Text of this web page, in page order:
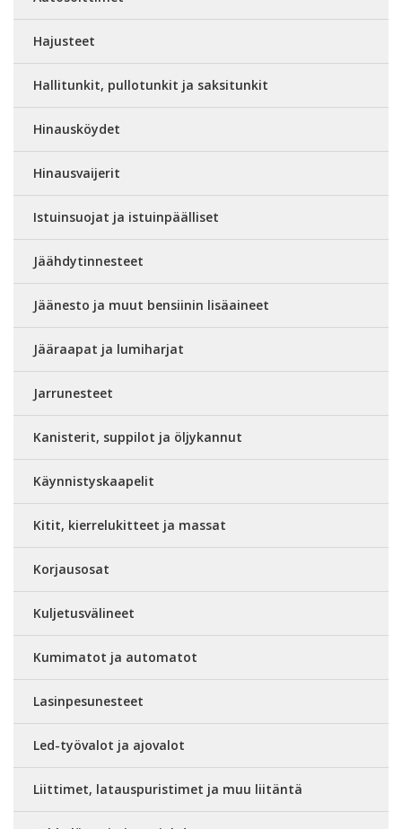
Hajusteet
Hallitunkit, pullotunkit ja saksitunkit
Hinausköydet
Hinausvaijerit
Istuinsuojat ja istuinpäälliset
Jäähdytinnesteet
Jäänesto ja muut bensiinin lisäaineet
Jääraapat ja lumiharjat
Jarrunesteet
Kanisterit, suppilot ja öljykannut
Käynnistyskaapelit
Kitit, kierrelukitteet ja massat
Korjausosat
Kuljetusvälineet
Kumimatot ja automatot
Lasinpesunesteet
Led-työvalot ja ajovalot
Liittimet, latauspuristimet ja muu liitäntä